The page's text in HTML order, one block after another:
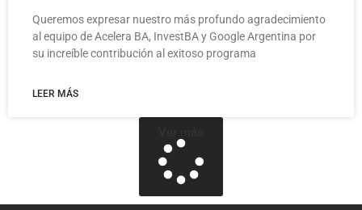
Queremos expresar nuestro más profundo agradecimiento
al equipo de Acelera BA, InvestBA y Google Argentina por
su increíble contribución al exitoso programa
LEER MÁS